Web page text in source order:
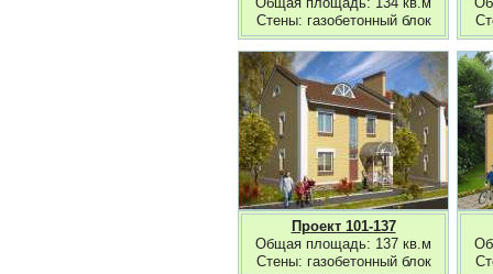
Стены: газобетонный блок
Проект 101-137
Общая площадь: 137 кв.м
Стены: газобетонный блок